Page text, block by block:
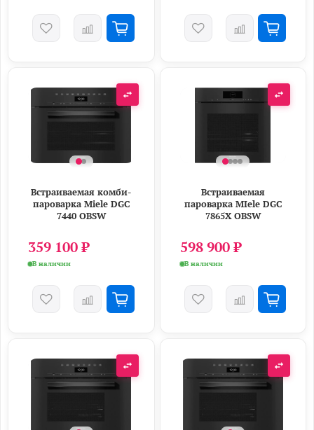
Встраиваемая комби-
пароварка Miele DGC
7440 OBSW
359 100 ₽
В наличии
Встраиваемая
пароварка MIele DGC
7865X OBSW
598 900 ₽
В наличии